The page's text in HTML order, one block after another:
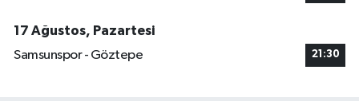
17 Ağustos, Pazartesi
Samsunspor - Göztepe
21:30